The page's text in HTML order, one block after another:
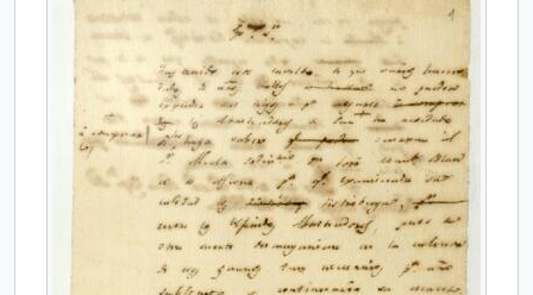
[Pièce] Conocimiento
[Pièce] Recibo
[Pièce] Recibo
[Pièce] Testimonio de escritura de venta
[Pièce] Copia de real cédula
[Pièce] Borrador de registros
[Pièce] Coliseo de Comedias
[Pièce] Correspondencia
[Pièce] Cuaderno
[Pièce] Hospital de Santa Ana